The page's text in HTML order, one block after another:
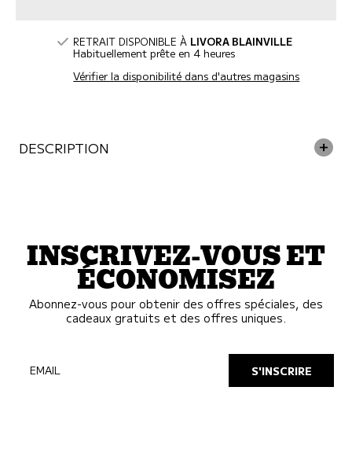
pour
chien pour
chien
RETRAIT DISPONIBLE À LIVORA BLAINVILLE
Habituellement prête en 4 heures
Vérifier la disponibilité dans d'autres magasins
DESCRIPTION
INSCRIVEZ-VOUS ET
ÉCONOMISEZ
Abonnez-vous pour obtenir des offres spéciales, des
cadeaux gratuits et des offres uniques.
EMAIL S'INSCRIRE